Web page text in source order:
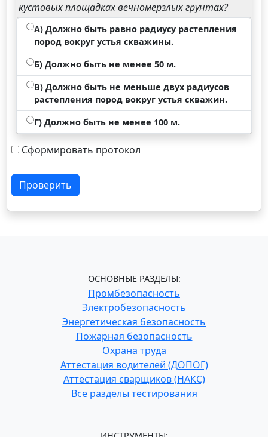
кустовых площадках вечномерзлых грунтах?
А) Должно быть равно радиусу растепления
пород вокруг устья скважины.
Б) Должно быть не менее 50 м.
В) Должно быть не меньше двух радиусов
растепления пород вокруг устья скважин.
Г) Должно быть не менее 100 м.
Сформировать протокол
Проверить
ОСНОВНЫЕ РАЗДЕЛЫ:
Промбезопасность
Электробезопасность
Энергетическая безопасность
Пожарная безопасность
Охрана труда
Аттестация водителей (ДОПОГ)
Аттестация сварщиков (НАКС)
Все разделы тестирования